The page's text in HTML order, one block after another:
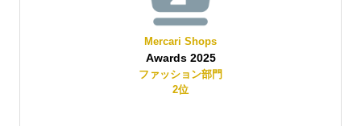
Mercari Shops
Awards 2025
ファッション部門
2位